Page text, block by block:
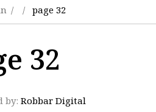
page 32
32
by: Robbar Digital